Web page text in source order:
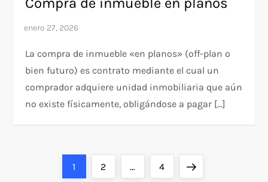
La compra de inmueble «en planos» (off-plan o
bien futuro) es contrato mediante el cual un
comprador adquiere unidad inmobiliaria que aún
no existe físicamente, obligándose a pagar […]
Page
1 Page
2 … Page
4 Next